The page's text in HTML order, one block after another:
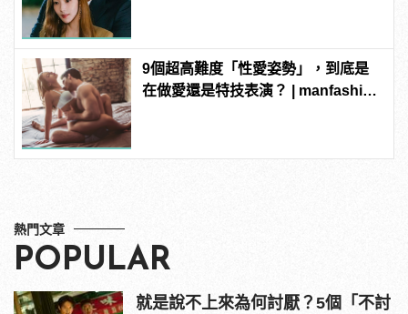
9個超高難度「性愛姿勢」，到底是
在做愛還是特技表演？ | manfashion
熱門文章
POPULAR
就是說不上來為何討厭？5個「不討